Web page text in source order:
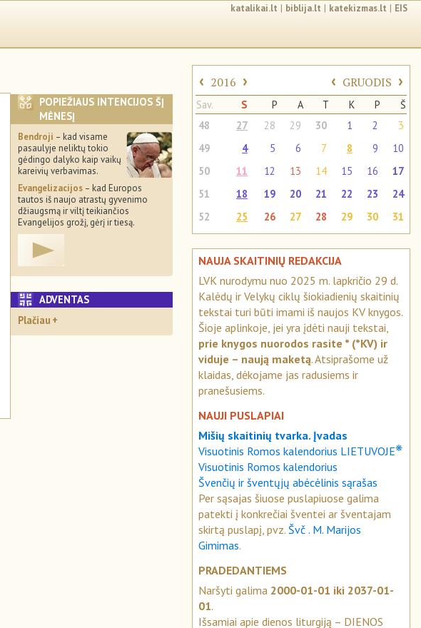
katalikai.lt | biblija.lt | katekizmas.lt | EIS
POPIEŽIAUS INTENCIJOS ŠĮ
MĖNESĮ
Bendroji – kad visame
pasaulyje neliktų tokio
gėdingo dalyko kaip vaikų
kareivių verbavimas.
Evangelizacijos – kad Europos
tautos iš naujo atrastų gyvenimo
džiaugsmą ir viltį teikiančios
Evangelijos grožį, gėrį ir tiesą.
ADVENTAS
Plačiau
‹ 2016 › ‹ GRUODIS ›
Sav. S P A T K P
Š
48
27 28 29 30 1 2
3
49
4 5 6 7 8 9
10
50
11 12 13 14 15 16
17
51
18 19 20 21 22 23
24
52
25 26 27 28 29 30 31
NAUJA SKAITINIŲ REDAKCIJA
LVK nurodymu nuo 2025 m. lapkričio 29 d.
Kalėdų ir Velykų ciklų šiokiadienių skaitinių
tekstai turi būti imami iš naujos KV knygos.
Šioje aplinkoje, jei yra įdėti nauji tekstai,
prie knygos nuorodos rasite * (*KV) ir
viduje – naują maketą. Atsiprašome už
klaidas, dėkojame jas radusiems ir
pranešusiems.
NAUJI PUSLAPIAI
Mišių skaitinių tvarka. Įvadas
Visuotinis Romos kalendorius LIETUVOJE❋
Visuotinis Romos kalendorius
Švenčių ir šventųjų abėcėlinis sąrašas
Per sąsajas šiuose puslapiuose galima
patekti į konkrečiai šventei ar šventajam
skirtą puslapį, pvz. Švč . M. Marijos
Gimimas.
PRADEDANTIEMS
Naršyti galima 2000-01-01 iki 2037-01-
01.
Išsamiai apie dienos liturgiją – DIENOS